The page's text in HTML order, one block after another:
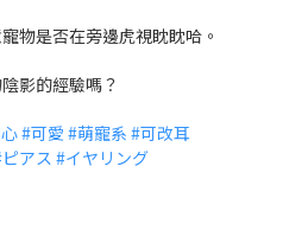
物是否在旁邊虎視眈眈哈。
影的經驗嗎？
#可愛 #萌寵系 #可改耳
アス#イヤリング